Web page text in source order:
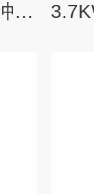
MCJC-4000-6-1脉冲反冲4KW设备配套工业脉冲自动清灰集尘机